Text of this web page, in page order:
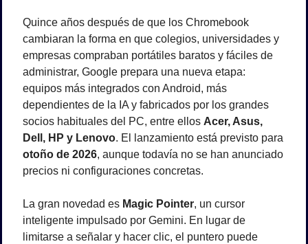
Quince años después de que los Chromebook
cambiaran la forma en que colegios, universidades y
empresas compraban portátiles baratos y fáciles de
administrar, Google prepara una nueva etapa:
equipos más integrados con Android, más
dependientes de la IA y fabricados por los grandes
socios habituales del PC, entre ellos Acer, Asus,
Dell, HP y Lenovo
otoño de 2026, aunque todavía no se han anunciado
precios ni configuraciones concretas.
La gran novedad es Magic Pointer, un cursor
inteligente impulsado por Gemini. En lugar de
limitarse a señalar y hacer clic, el puntero puede